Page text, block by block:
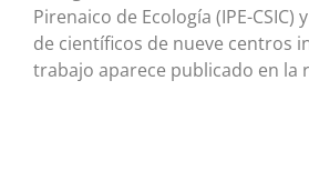
Pirenaico de Ecología (IPE-
de científicos de nueve centros
trabajo aparece publicado en la